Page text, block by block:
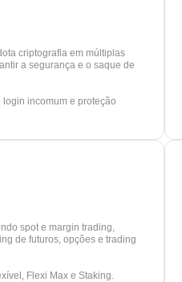
criptografia em múltiplas
a segurança e o saque de
incomum e proteção
spot e margin trading,
de futuros, opções e trading
Flexi Max e Staking.